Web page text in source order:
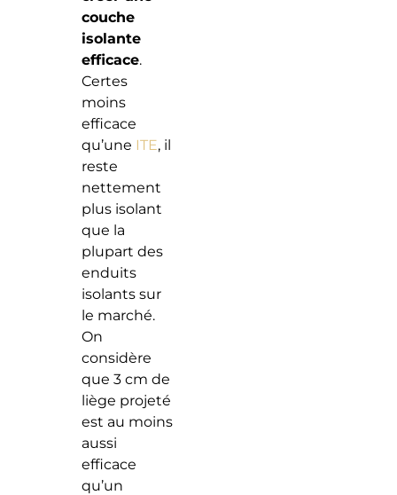
couche
isolante
efficace.
Certes
moins
efficace
qu’une ITE, il
reste
nettement
plus isolant
que la
plupart des
enduits
isolants sur
le marché.
On
considère
que 3 cm de
liège projeté
est au moins
aussi
efficace
qu’un